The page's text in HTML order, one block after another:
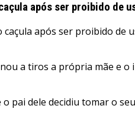
após ser proibido de
a tiros a própria mãe e
pai dele decidiu tomar o